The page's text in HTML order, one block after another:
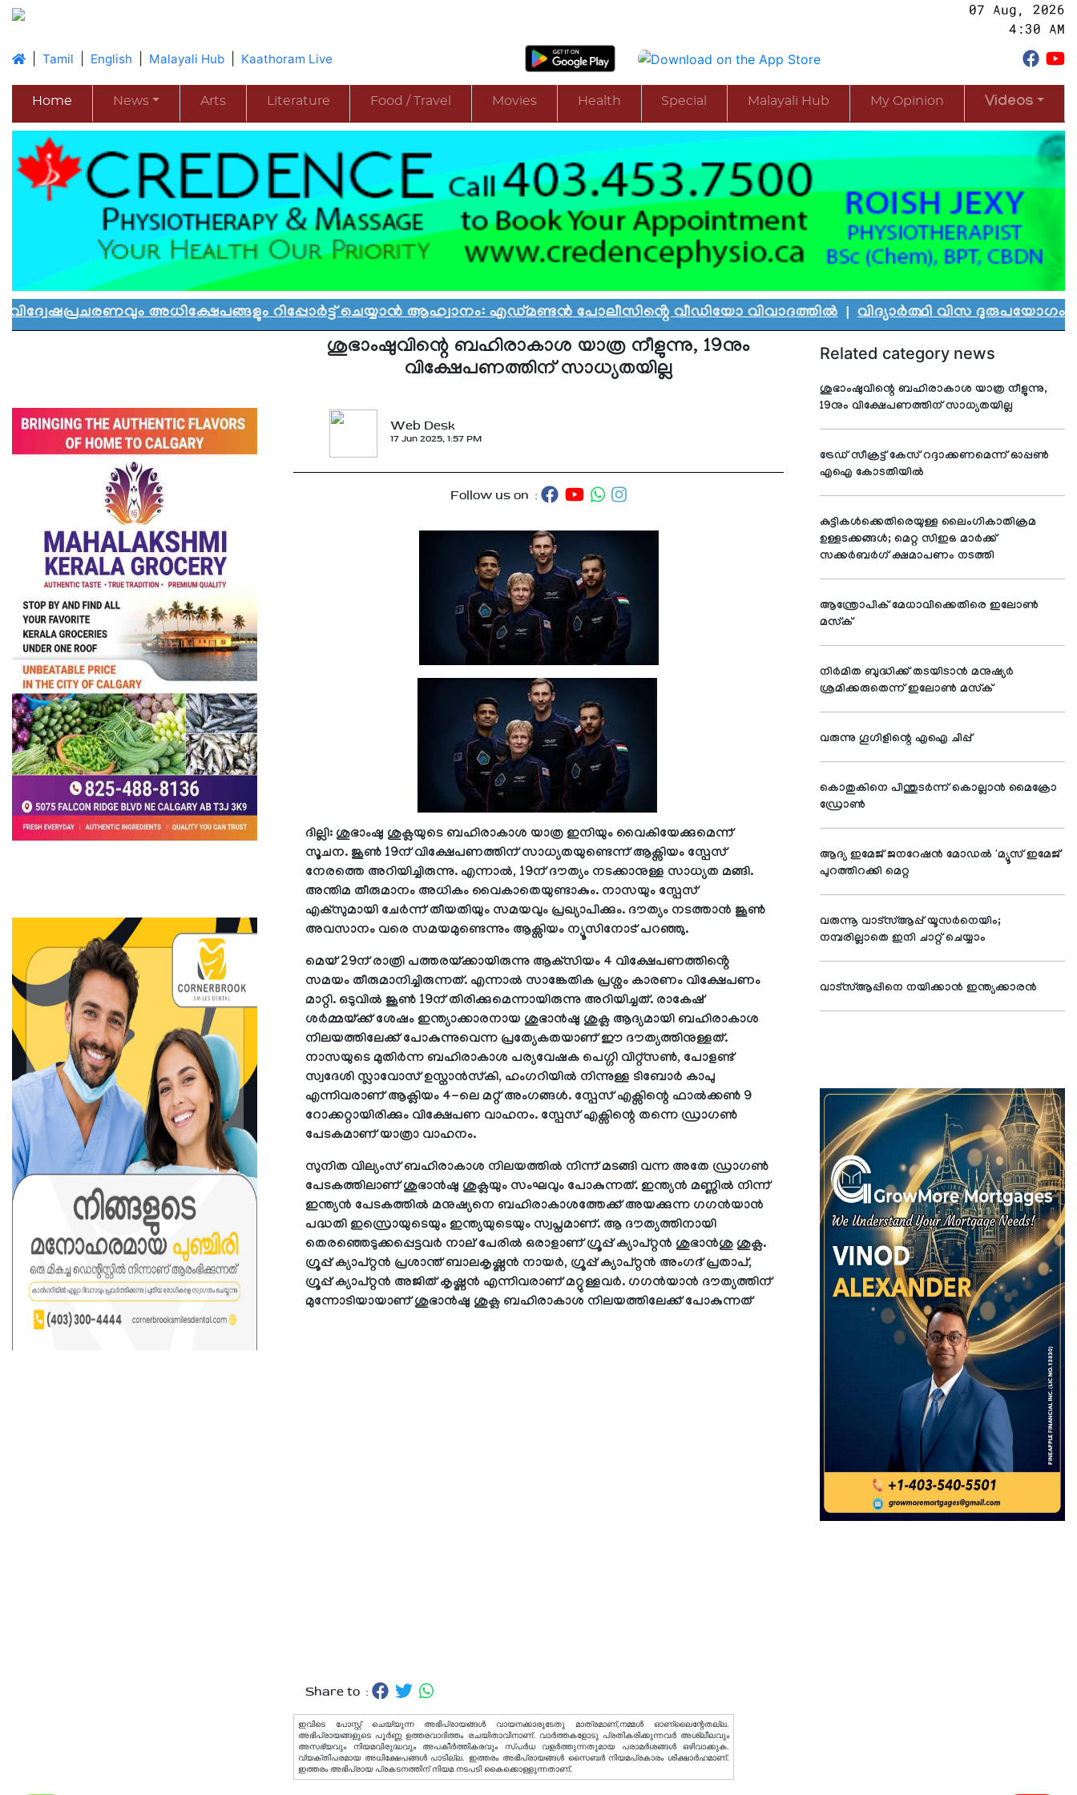
07 Aug, 2026
4:30 AM
|Tamil English Malayali Hub Kaathoram Live
Home News Arts Literature Food / Travel Movies Health Special Malayali Hub My Opinion Videos
അധിക്ഷേപങ്ങളും റിപ്പോർട്ട് ചെയ്യാൻ ആഹ്വാനം: എഡ്മണ്ടൻ പോലീസിൻ്റെ വീഡിയോ വിവാദത്തിൽ|വിദ്യാർത്ഥി വിസ ദുരുപയോഗം ചെയ്ത്
ശുഭാംഷുവിന്റെ ബഹിരാകാശ യാത്ര നീളുന്നു, 19നും
വിക്ഷേപണത്തിന് സാധ്യതയില്ല
Web Desk
17 Jun 2025, 1:57 PM
Follow us on :
ദില്ലി: ശുഭാംഷു ശുക്ലയുടെ ബഹിരാകാശ യാത്ര ഇനിയും വൈകിയേക്കുമെന്ന്
സൂചന. ജൂൺ 19ന് വിക്ഷേപണത്തിന് സാധ്യതയുണ്ടെന്ന് ആക്സിയം സ്പേസ്
നേരത്തെ അറിയിച്ചിരുന്നു. എന്നാൽ, 19ന് ദൗത്യം നടക്കാനുള്ള സാധ്യത മങ്ങി.
അന്തിമ തീരുമാനം അധികം വൈകാതെയുണ്ടാകും. നാസയും സ്പേസ്
എക്സുമായി ചേർന്ന് തീയതിയും സമയവും പ്രഖ്യാപിക്കും. ദൗത്യം നടത്താൻ ജൂൺ
അവസാനം വരെ സമയമുണ്ടെന്നും ആക്സിയം ന്യൂസിനോട് പറഞ്ഞു.
മെയ് 29ന് രാത്രി പത്തരയ്ക്കായിരുന്നു ആക്‌സിയം 4 വിക്ഷേപണത്തിൻ്റെ
സമയം തീരുമാനിച്ചിരുന്നത്. എന്നാൽ സാങ്കേതിക പ്രശ്നം കാരണം വിക്ഷേപണം
മാറ്റി. ഒടുവിൽ ജൂൺ 19ന് തിരിക്കുമെന്നായിരുന്നു അറിയിച്ചത്. രാകേഷ്
ശർമ്മയ്ക്ക് ശേഷം ഇന്ത്യാക്കാരനായ ശുഭാൻഷു ശുക്ല ആദ്യമായി ബഹിരാകാശ
നിലയത്തിലേക്ക് പോകുന്നുവെന്ന പ്രത്യേകതയാണ് ഈ ദൗത്യത്തിനുള്ളത്.
നാസയുടെ മുതിർന്ന ബഹിരാകാശ പര്യവേഷക പെഗ്ഗി വിറ്റ്സൺ, പോളണ്ട്
സ്വദേശി സ്ലാവോസ് ഉസ്നാൻസ്കി, ഹംഗറിയിൽ നിന്നുള്ള ടിബോർ കാപു
എന്നിവരാണ് ആക്ലിയം 4-ലെ മറ്റ് അംഗങ്ങൾ. സ്പേസ് എക്സിന്റെ ഫാൽക്കൺ 9
റോക്കറ്റായിരിക്കും വിക്ഷേപണ വാഹനം. സ്പേസ് എക്സിന്റെ തന്നെ ഡ്രാഗൺ
പേടകമാണ് യാത്രാ വാഹനം.
സുനിത വില്യംസ് ബഹിരാകാശ നിലയത്തിൽ നിന്ന് മടങ്ങി വന്ന അതേ ഡ്രാഗൺ
പേടകത്തിലാണ് ശുഭാൻഷു ശുക്ലയും സംഘവും പോകുന്നത്. ഇന്ത്യൻ മണ്ണിൽ നിന്ന്
ഇന്ത്യൻ പേടകത്തിൽ മനുഷ്യനെ ബഹിരാകാശത്തേക്ക് അയക്കുന്ന ഗഗൻയാൻ
പദ്ധതി ഇസ്രൊയുടെയും ഇന്ത്യയുടെയും സ്വപ്നമാണ്. ആ ദൗത്യത്തിനായി
തെരഞ്ഞെടുക്കപ്പെട്ടവർ നാല് പേരിൽ ഒരാളാണ് ഗ്രൂപ്പ് ക്യാപ്റ്റൻ ശുഭാൻശു ശുക്ല.
ഗ്രൂപ്പ് ക്യാപ്റ്റൻ പ്രശാന്ത് ബാലകൃഷ്ണൻ നായർ, ഗ്രൂപ്പ് ക്യാപ്റ്റൻ അംഗദ് പ്രതാപ്,
ഗ്രൂപ്പ് ക്യാപ്റ്റൻ അജിത് കൃഷ്ണൻ എന്നിവരാണ് മറ്റുള്ളവർ. ഗഗൻയാൻ ദൗത്യത്തിന്
മുന്നോടിയായാണ് ശുഭാൻഷു ശുക്ല ബഹിരാകാശ നിലയത്തിലേക്ക് പോകുന്നത്
Share to :
ഇവിടെ പോസ്റ്റ് ചെയ്യുന്ന അഭിപ്രായങ്ങള്‍ വായനക്കാരുടേതു മാത്രമാണ്,നമ്മൾ ഓണ്ലൈന്റേതല്ല.
അഭിപ്രായങ്ങളുടെ പൂർണ്ണ ഉത്തരവാദിത്തം രചയിതാവിനാണ്. വാര്‍ത്തകളോടു പ്രതികരിക്കുന്നവര്‍ അശ്ലീലവും
അസഭ്യവും നിയമവിരുദ്ധവും അപകീര്‍ത്തികരവും സ്പര്‍ധ വളര്‍ത്തുന്നതുമായ പരാമര്‍ശങ്ങള്‍ ഒഴിവാക്കുക.
വ്യക്തിപരമായ അധിക്ഷേപങ്ങള്‍ പാടില്ല. ഇത്തരം അഭിപ്രായങ്ങള്‍ സൈബര്‍ നിയമപ്രകാരം ശിക്ഷാര്‍ഹമാണ്.
ഇത്തരം അഭിപ്രായ പ്രകടനത്തിന് നിയമ നടപടി കൈക്കൊള്ളുന്നതാണ്.
Related category news
ശുഭാംഷുവിന്റെ ബഹിരാകാശ യാത്ര നീളുന്നു,
19നും വിക്ഷേപണത്തിന് സാധ്യതയില്ല
ട്രേഡ് സീക്രട്ട് കേസ് റദ്ദാക്കണമെന്ന് ഓപ്പണ്‍
എഐ കോടതിയില്‍
കുട്ടികള്‍ക്കെതിരെയുള്ള ലൈംഗികാതിക്രമ
ഉള്ളടക്കങ്ങള്‍; മെറ്റ സിഇഒ മാര്‍ക്ക്
സക്കര്‍ബര്‍ഗ് ക്ഷമാപണം നടത്തി
ആന്ത്രോപിക് മേധാവിക്കെതിരെ ഇലോണ്‍
മസ്‌ക്
നിര്‍മിത ബുദ്ധിക്ക് തടയിടാന്‍ മനുഷ്യര്‍
ശ്രമിക്കരുതെന്ന് ഇലോണ്‍ മസ്‌ക്
വരുന്നു ഗൂഗിളിന്റെ എഐ ചിപ്പ്
കൊതുകിനെ പിന്തുടര്‍ന്ന് കൊല്ലാന്‍ മൈക്രോ
ഡ്രോണ്‍
ആദ്യ ഇമേജ് ജനറേഷന്‍ മോഡല്‍ 'മ്യൂസ് ഇമേജ്'
പുറത്തിറക്കി മെറ്റ
വരുന്നൂ വാട്‌സ്ആപ്പ് യൂസര്‍നെയിം;
നമ്പരില്ലാതെ ഇനി ചാറ്റ് ചെയ്യാം
വാട്‌സ്ആപ്പിനെ നയിക്കാന്‍ ഇന്ത്യക്കാരന്‍